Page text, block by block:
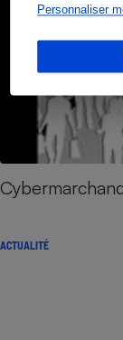
Personnaliser
ACTUALITÉ